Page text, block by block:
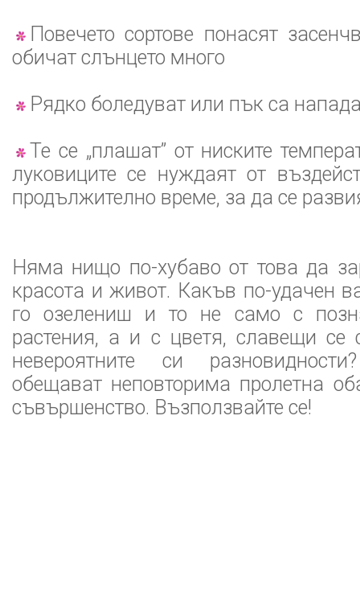
Повечето сортове понасят
обичат слънцето много
Рядко боледуват или пък са
Те се „плашат” от ниските
луковиците се нуждаят от
продължително време, за да се
Няма нищо по-хубаво от това да
красота и живот. Какъв по-удачен
го озелениш и то не само с
растения, а и с цветя, славещи се
невероятните си
обещават неповторима пролетна
съвършенство. Възползвайте се!